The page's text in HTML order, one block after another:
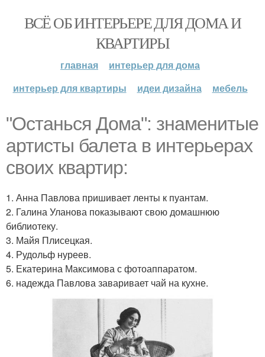
ВСЁ ОБ ИНТЕРЬЕРЕ ДЛЯ ДОМА И
КВАРТИРЫ
главная
интерьер для дома
интерьер для квартиры
идеи дизайна мебель
"Останься Дома": знаменитые
артисты балета в интерьерах
своих квартир:
1. Анна Павлова пришивает ленты к пуантам.
2. Галина Уланова показывают свою домашнюю
библиотеку.
3. Майя Плисецкая.
4. Рудольф нуреев.
5. Екатерина Максимова с фотоаппаратом.
6. надежда Павлова заваривает чай на кухне.